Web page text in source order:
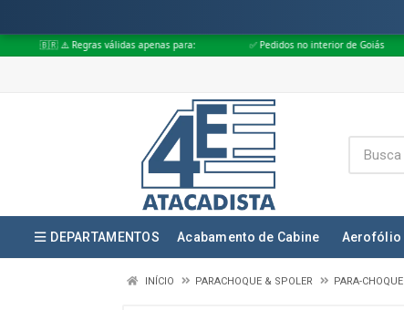
válidas apenas para: ✅ Pedidos no interior de Goiás ✅ Pedidos
DEPARTAMENTOS Acabamento de Cabine Aerofólio
INÍCIO PARACHOQUE & SPOLER PARA-